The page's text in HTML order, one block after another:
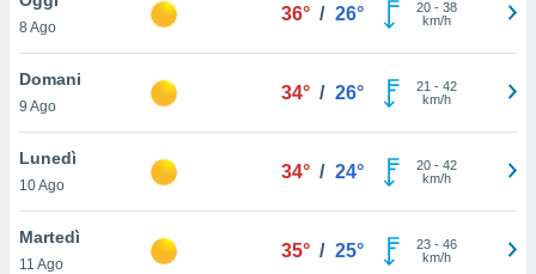
è
al sito
di
ci
di
il
8 Ago
36° / 26° 20- 38
km/h
Domani
9 Ago
34° / 26° 21 - 42
km/h
Lunedì
10 Ago
34° / 24° 20- 42
km/h
Martedì
11 Ago
35° / 25° 23- 46
km/h